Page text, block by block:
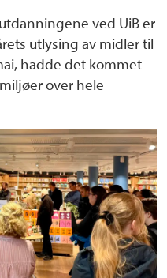
ved UiB er
utlysing av midler til
hadde det kommet
over hele